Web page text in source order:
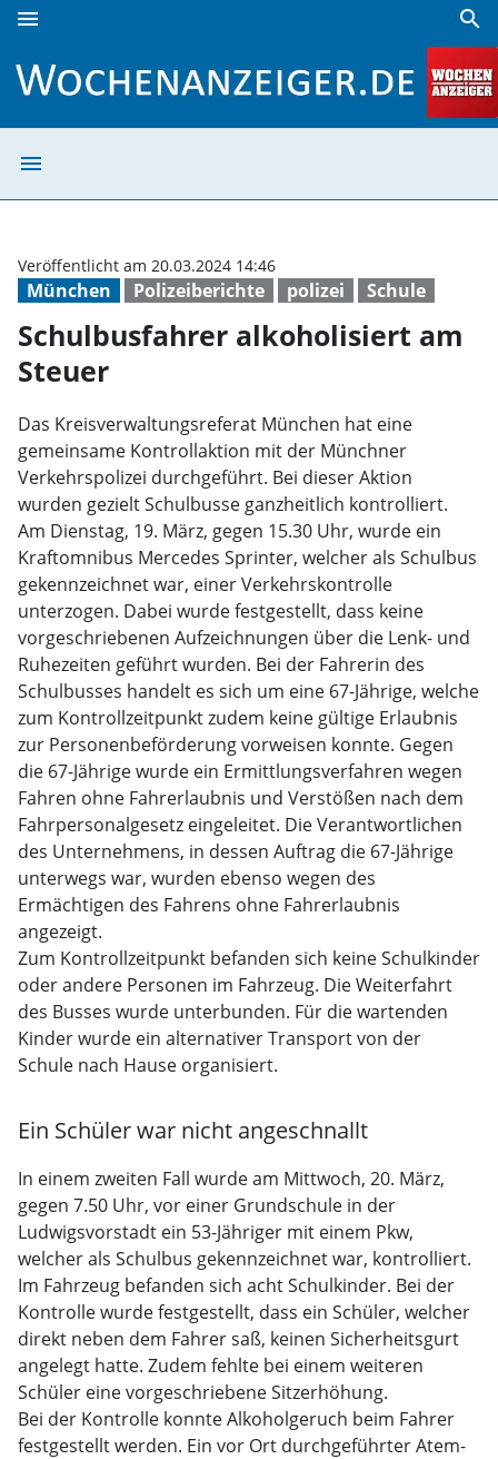
menu search
menu
München Polizeiberichte polizei Schule
Veröffentlicht am 20.03.2024 14:46
Schulbusfahrer alkoholisiert am
Steuer
Das Kreisverwaltungsreferat München hat eine
gemeinsame Kontrollaktion mit der Münchner
Verkehrspolizei durchgeführt. Bei dieser Aktion
wurden gezielt Schulbusse ganzheitlich kontrolliert.
Am Dienstag, 19. März, gegen 15.30 Uhr, wurde ein
Kraftomnibus Mercedes Sprinter, welcher als Schulbus
gekennzeichnet war, einer Verkehrskontrolle
unterzogen. Dabei wurde festgestellt, dass keine
vorgeschriebenen Aufzeichnungen über die Lenk- und
Ruhezeiten geführt wurden. Bei der Fahrerin des
Schulbusses handelt es sich um eine 67-Jährige, welche
zum Kontrollzeitpunkt zudem keine gültige Erlaubnis
zur Personenbeförderung vorweisen konnte. Gegen
die 67-Jährige wurde ein Ermittlungsverfahren wegen
Fahren ohne Fahrerlaubnis und Verstößen nach dem
Fahrpersonalgesetz eingeleitet. Die Verantwortlichen
des Unternehmens, in dessen Auftrag die 67-Jährige
unterwegs war, wurden ebenso wegen des
Ermächtigen des Fahrens ohne Fahrerlaubnis
angezeigt.
Zum Kontrollzeitpunkt befanden sich keine Schulkinder
oder andere Personen im Fahrzeug. Die Weiterfahrt
des Busses wurde unterbunden. Für die wartenden
Kinder wurde ein alternativer Transport von der
Schule nach Hause organisiert.
Ein Schüler war nicht angeschnallt
In einem zweiten Fall wurde am Mittwoch, 20. März,
gegen 7.50 Uhr, vor einer Grundschule in der
Ludwigsvorstadt ein 53-Jähriger mit einem Pkw,
welcher als Schulbus gekennzeichnet war, kontrolliert.
Im Fahrzeug befanden sich acht Schulkinder. Bei der
Kontrolle wurde festgestellt, dass ein Schüler, welcher
direkt neben dem Fahrer saß, keinen Sicherheitsgurt
angelegt hatte. Zudem fehlte bei einem weiteren
Schüler eine vorgeschriebene Sitzerhöhung.
Bei der Kontrolle konnte Alkoholgeruch beim Fahrer
festgestellt werden. Ein vor Ort durchgeführter Atem-